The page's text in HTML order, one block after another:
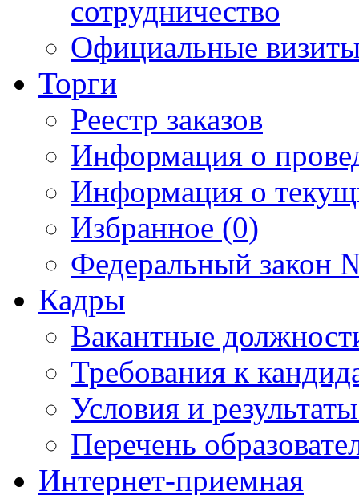
сотрудничество
Официальные
Торги
Реестр заказов
Информация о
Информация о
Избранное (0)
Федеральный закон
Кадры
Вакантные
Требования к
Условия и
Перечень
Интернет-приемная